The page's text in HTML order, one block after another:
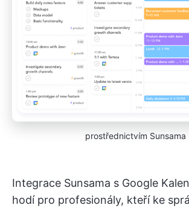
prostřednictvím Sunsama
Integrace Sunsama s Google
hodí pro profesionály, kteří ke